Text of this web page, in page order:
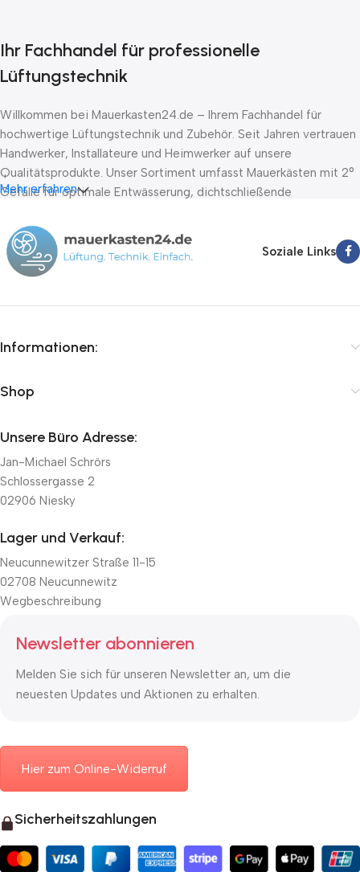
Ihr Fachhandel für professionelle
Lüftungstechnik
Willkommen bei Mauerkasten24.de – Ihrem Fachhandel für
hochwertige Lüftungstechnik und Zubehör. Seit Jahren vertrauen
Handwerker, Installateure und Heimwerker auf unsere
Qualitätsprodukte. Unser Sortiment umfasst Mauerkästen mit 2°
Gefälle für optimale Entwässerung, dichtschließende
von führenden Herstellern wie Belimo, Lufberg und Joventa. Wir
bieten Ihnen schnelle Lieferung innerhalb von 24-72 Stunden,
kompetente Fachberatung und faire Preise.
Mehr erfahren
Soziale Links
Informationen:
Shop
Unsere Büro Adresse:
Jan-Michael Schrörs
Schlossergasse 2
02906 Niesky
Lager und Verkauf:
Neucunnewitzer Straße 11-15
02708 Neucunnewitz
Wegbeschreibung
Newsletter abonnieren
Melden Sie sich für unseren Newsletter an, um die
neuesten Updates und Aktionen zu erhalten.
Hier zum Online-Widerruf
Sicherheitszahlungen